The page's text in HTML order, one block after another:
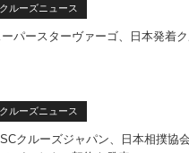
クルーズニュース
ーパースターヴァーゴ、日本発着ク
クルーズニュース
クルーズジャパン、日本相撲協